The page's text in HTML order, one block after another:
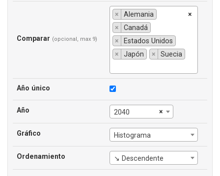
Comparar (opcional, max 9)
×
×
Alemania
×
Canadá
×
Estados Unidos
×
Japón × Suecia
Año único
Año ×
2040
Gráfico Histograma
Ordenamiento ↘ Descendente